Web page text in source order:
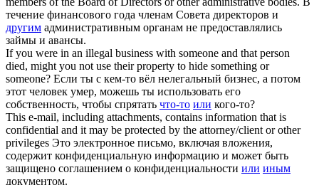
течение финансового года членам Совета директоров и
другим административным органам не предоставлялись
займы и авансы.
If you were in an illegal business with someone and that person
died, might you not use their property to hide something or
someone? Если ты с кем-то вёл нелегальный бизнес, а потом
этот человек умер, можешь ты использовать его
собственность, чтобы спрятать что-то или кого-то?
This e-mail, including attachments, contains information that is
confidential and it may be protected by the attorney/clientor other
privileges Это электронное письмо, включая вложения,
содержит конфиденциальную информацию и может быть
защищено соглашением о конфиденциальности или иным
документом.